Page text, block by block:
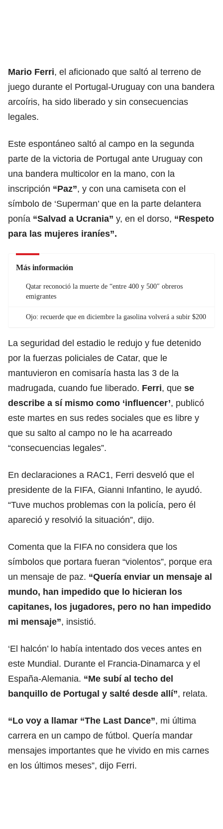
Mario Ferri, el aficionado que saltó al terreno de
juego durante el Portugal-Uruguay con una bandera
arcoíris, ha sido liberado y sin consecuencias
legales.
Este espontáneo saltó al campo en la segunda
parte de la victoria de Portugal ante Uruguay con
una bandera multicolor en la mano, con la
inscripción “Paz”, y con una camiseta con el
símbolo de ‘Superman’ que en la parte delantera
ponía “Salvad a Ucrania” y, en el dorso, “Respeto
para las mujeres iraníes”.
Más información
Qatar reconoció la muerte de “entre 400 y 500″ obreros
emigrantes
Ojo: recuerde que en diciembre la gasolina volverá a subir $200
La seguridad del estadio le redujo y fue detenido
por la fuerzas policiales de Catar, que le
mantuvieron en comisaría hasta las 3 de la
madrugada, cuando fue liberado. Ferri, que se
describe a sí mismo como ‘influencer’, publicó
este martes en sus redes sociales que es libre y
que su salto al campo no le ha acarreado
“consecuencias legales”.
En declaraciones a RAC1, Ferri desveló que el
presidente de la FIFA, Gianni Infantino, le ayudó.
“Tuve muchos problemas con la policía, pero él
apareció y resolvió la situación”, dijo.
Comenta que la FIFAno considera que los
símbolos que portara fueran “violentos”, porque era
un mensaje de paz. “Quería enviar un mensaje al
mundo, han impedido que lo hicieran los
capitanes, los jugadores, pero no han impedido
mi mensaje”, insistió.
‘El halcón’ lo había intentado dos veces antes en
este Mundial. Durante el Francia-Dinamarca y el
España-Alemania. “Me subí al techo del
banquillo de Portugal y salté desde allí”, relata.
“Lo voy a llamar “The Last Dance”, mi última
carrera en un campo de fútbol. Quería mandar
mensajes importantes que he vivido en mis carnes
en los últimos meses”, dijo Ferri.